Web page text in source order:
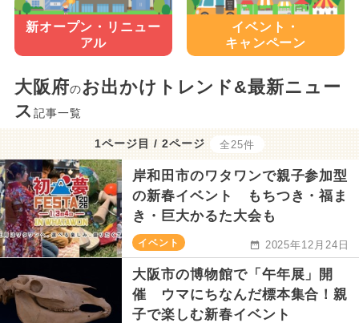
新オープン・ リニュー
アル
イベント・
キャンペーン
大阪府のお出かけトレンド&最新ニュー
ス 記事一覧
1ページ目 / 2ページ 全25件
岸和田市のワタワンで親子参加型
の新春イベント もちつき・福ま
き・巨大かるた大会も
イベント 2025年12月24日
大阪市の博物館で「午年展」開
催 ウマにちなんだ標本集合！親
子で楽しむ新春イベント